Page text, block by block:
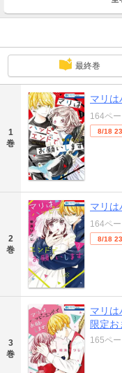
最終巻
1
巻
マリ
164ペ
8/18
2
巻
マリ
164ペ
8/18
3
巻
マリ
限定お
165ペ